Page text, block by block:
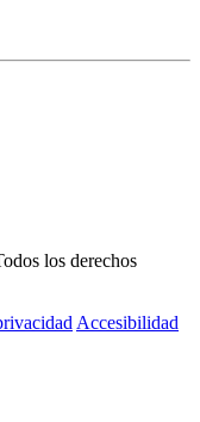
los derechos
Accesibilidad